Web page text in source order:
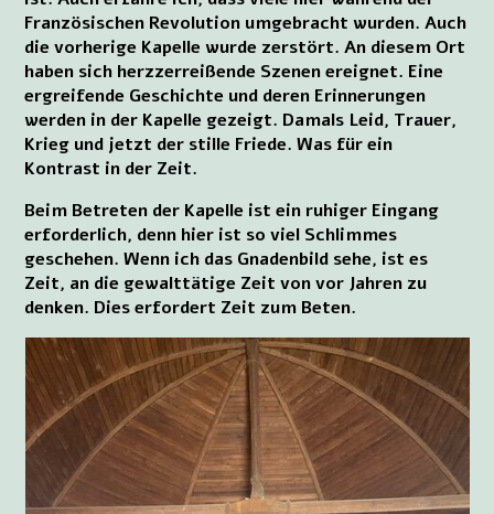
Französischen Revolution umgebracht wurden. Auch
die vorherige Kapelle wurde zerstört. An diesem Ort
haben sich herzzerreißende Szenen ereignet. Eine
ergreifende Geschichte und deren Erinnerungen
werden in der Kapelle gezeigt. Damals Leid, Trauer,
Krieg und jetzt der stille Friede. Was für ein
Kontrast in der Zeit.
Beim Betreten der Kapelle ist ein ruhiger Eingang
erforderlich, denn hier ist so viel Schlimmes
geschehen. Wenn ich das Gnadenbild sehe, ist es
Zeit, an die gewalttätige Zeit von vor Jahren zu
denken. Dies erfordert Zeit zum Beten.